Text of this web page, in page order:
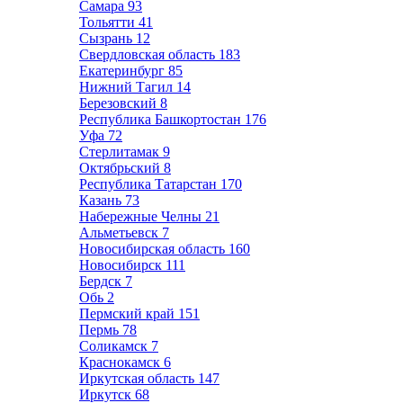
Самара 93
Тольятти 41
Сызрань 12
Свердловская область 183
Екатеринбург 85
Нижний Тагил 14
Березовский 8
Республика Башкортостан 176
Уфа 72
Стерлитамак 9
Октябрьский 8
Республика Татарстан 170
Казань 73
Набережные Челны 21
Альметьевск 7
Новосибирская область 160
Новосибирск 111
Бердск 7
Обь 2
Пермский край 151
Пермь 78
Соликамск 7
Краснокамск 6
Иркутская область 147
Иркутск 68